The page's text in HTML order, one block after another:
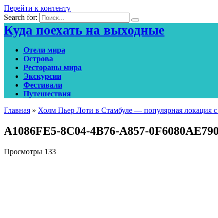
Перейти к контенту
Search for:
Куда поехать на выходные
Отели мира
Острова
Рестораны мира
Экскурсии
Фестивали
Путешествия
Главная » Холм Пьер Лоти в Стамбуле — популярная локация
A1086FE5-8C04-4B76-A857-
Просмотры 133